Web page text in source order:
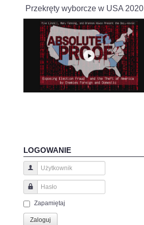
Przekręty wyborcze w USA 2020
LOGOWANIE
Użytkownik
Hasło
Zapamiętaj
Zaloguj